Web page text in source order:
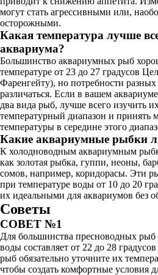
могут стать агрессивными или,
осторожными.
Какая температура лучше
аквариума?
Большинство аквариумных рыб
температуре от 23 до 27 градусов
Фаренгейту), но потребности
различаться. Если в вашем
два вида рыб, лучше всего изучить
температурный диапазон и принять
температуры в середине этого
Какие аквариумные рыбки
К холодноводным аквариумным
как золотая рыбка, гуппи, неоны,
сомов, например, коридорасы. Эти
при температуре воды от 10 до 20
их идеальными для аквариумов без
Советы
СОВЕТ №1
Для большинства пресноводных рыб
воды составляет от 22 до 28
рыб обязательно уточните их
чтобы создать комфортные условия